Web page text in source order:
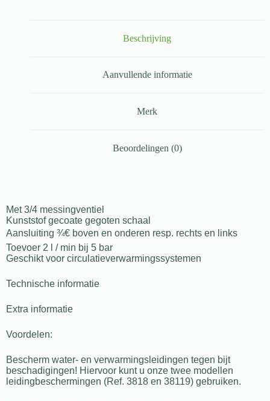
Beschrijving
Aanvullende informatie
Merk
Beoordelingen (0)
Met 3/4 messingventiel
Kunststof gecoate gegoten schaal
Aansluiting ¾€ boven en onderen resp. rechts en links
Toevoer 2 l / min bij 5 bar
Geschikt voor circulatieverwarmingssystemen
Technische informatie
Extra informatie
Voordelen:
Bescherm water- en verwarmingsleidingen tegen bijt
beschadigingen! Hiervoor kunt u onze twee modellen
leidingbeschermingen (Ref. 3818 en 38119) gebruiken.